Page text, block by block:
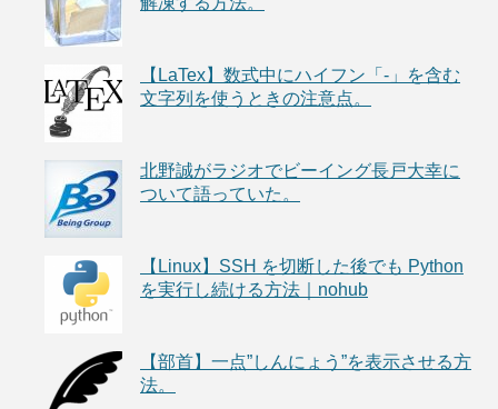
【LaTex】数式中にハイフン「-」を含む
文字列を使うときの注意点。
北野誠がラジオでビーイング長戸大幸に
ついて語っていた。
【Linux】SSH を切断した後でも Python
を実行し続ける方法｜nohub
【部首】一点”しんにょう”を表示させる方
法。